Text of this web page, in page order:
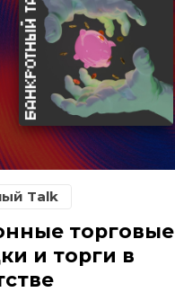
Talk
торговые
и торги в